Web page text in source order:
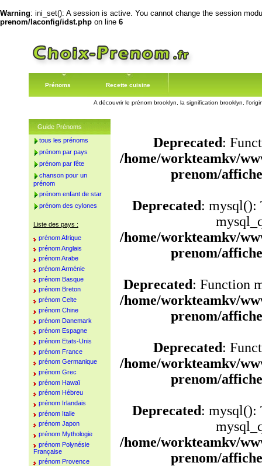
Warning: ini_set(): A session is active. You cannot change the session
prenom/laconfig/idst.php on line 6
Prénoms Recette cuisine
A découvrir le prénom brooklyn, la signification brooklyn,
Deprecated:
/home/workteamkv/
prenom/
Deprecated: mysql():
/home/workteamkv/
prenom/
Deprecated: Function
/home/workteamkv/
prenom/
Deprecated:
/home/workteamkv/
prenom/
Deprecated: mysql():
/home/workteamkv/
prenom/
Guide Prénoms
tous les prénoms
prénom par pays
prénom par fête
chanson pour un
prénom
prénom enfant de star
prénom des cylones
Liste des pays :
prénom Afrique
prénom Anglais
prénom Arabe
prénom Arménie
prénom Basque
prénom Breton
prénom Celte
prénom Chine
prénom Danemark
prénom Espagne
prénom Etats-Unis
prénom France
prénom Germanique
prénom Grec
prénom Hawaï
prénom Hébreu
prénom Irlandais
prénom Italie
prénom Japon
prénom Mythologie
prénom Polynésie
Française
prénom Provence